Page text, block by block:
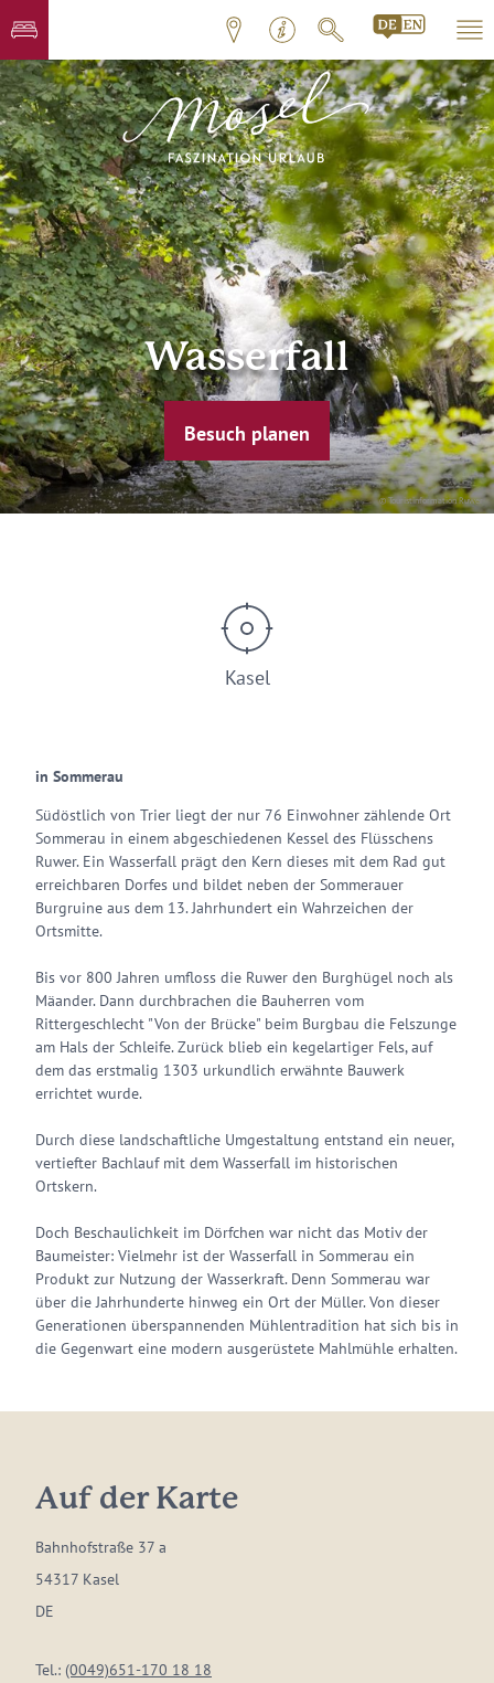
© Touristinformation Ruwer
Wasserfall
Besuch planen
Kasel
in Sommerau
Südöstlich von Trier liegt der nur 76 Einwohner zählende Ort
Sommerau in einem abgeschiedenen Kessel des Flüsschens
Ruwer. Ein Wasserfall prägt den Kern dieses mit dem Rad gut
erreichbaren Dorfes und bildet neben der Sommerauer
Burgruine aus dem 13. Jahrhundert ein Wahrzeichen der
Ortsmitte.
Bis vor 800 Jahren umfloss die Ruwer den Burghügel noch als
Mäander. Dann durchbrachen die Bauherren vom
Rittergeschlecht "Von der Brücke" beim Burgbau die Felszunge
am Hals der Schleife. Zurück blieb ein kegelartiger Fels, auf
dem das erstmalig 1303 urkundlich erwähnte Bauwerk
errichtet wurde.
Durch diese landschaftliche Umgestaltung entstand ein neuer,
vertiefter Bachlauf mit dem Wasserfall im historischen
Ortskern.
Doch Beschaulichkeit im Dörfchen war nicht das Motiv der
Baumeister: Vielmehr ist der Wasserfall in Sommerau ein
Produkt zur Nutzung der Wasserkraft. Denn Sommerau war
über die Jahrhunderte hinweg ein Ort der Müller. Von dieser
Generationen überspannenden Mühlentradition hat sich bis in
die Gegenwart eine modern ausgerüstete Mahlmühle erhalten.
Auf der Karte
Bahnhofstraße 37 a
54317 Kasel
DE
Tel.: (0049)651-170 18 18